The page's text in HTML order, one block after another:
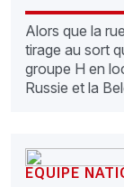
Alors que la
tirage au sort
groupe H en
Russie et la
EQUIPE